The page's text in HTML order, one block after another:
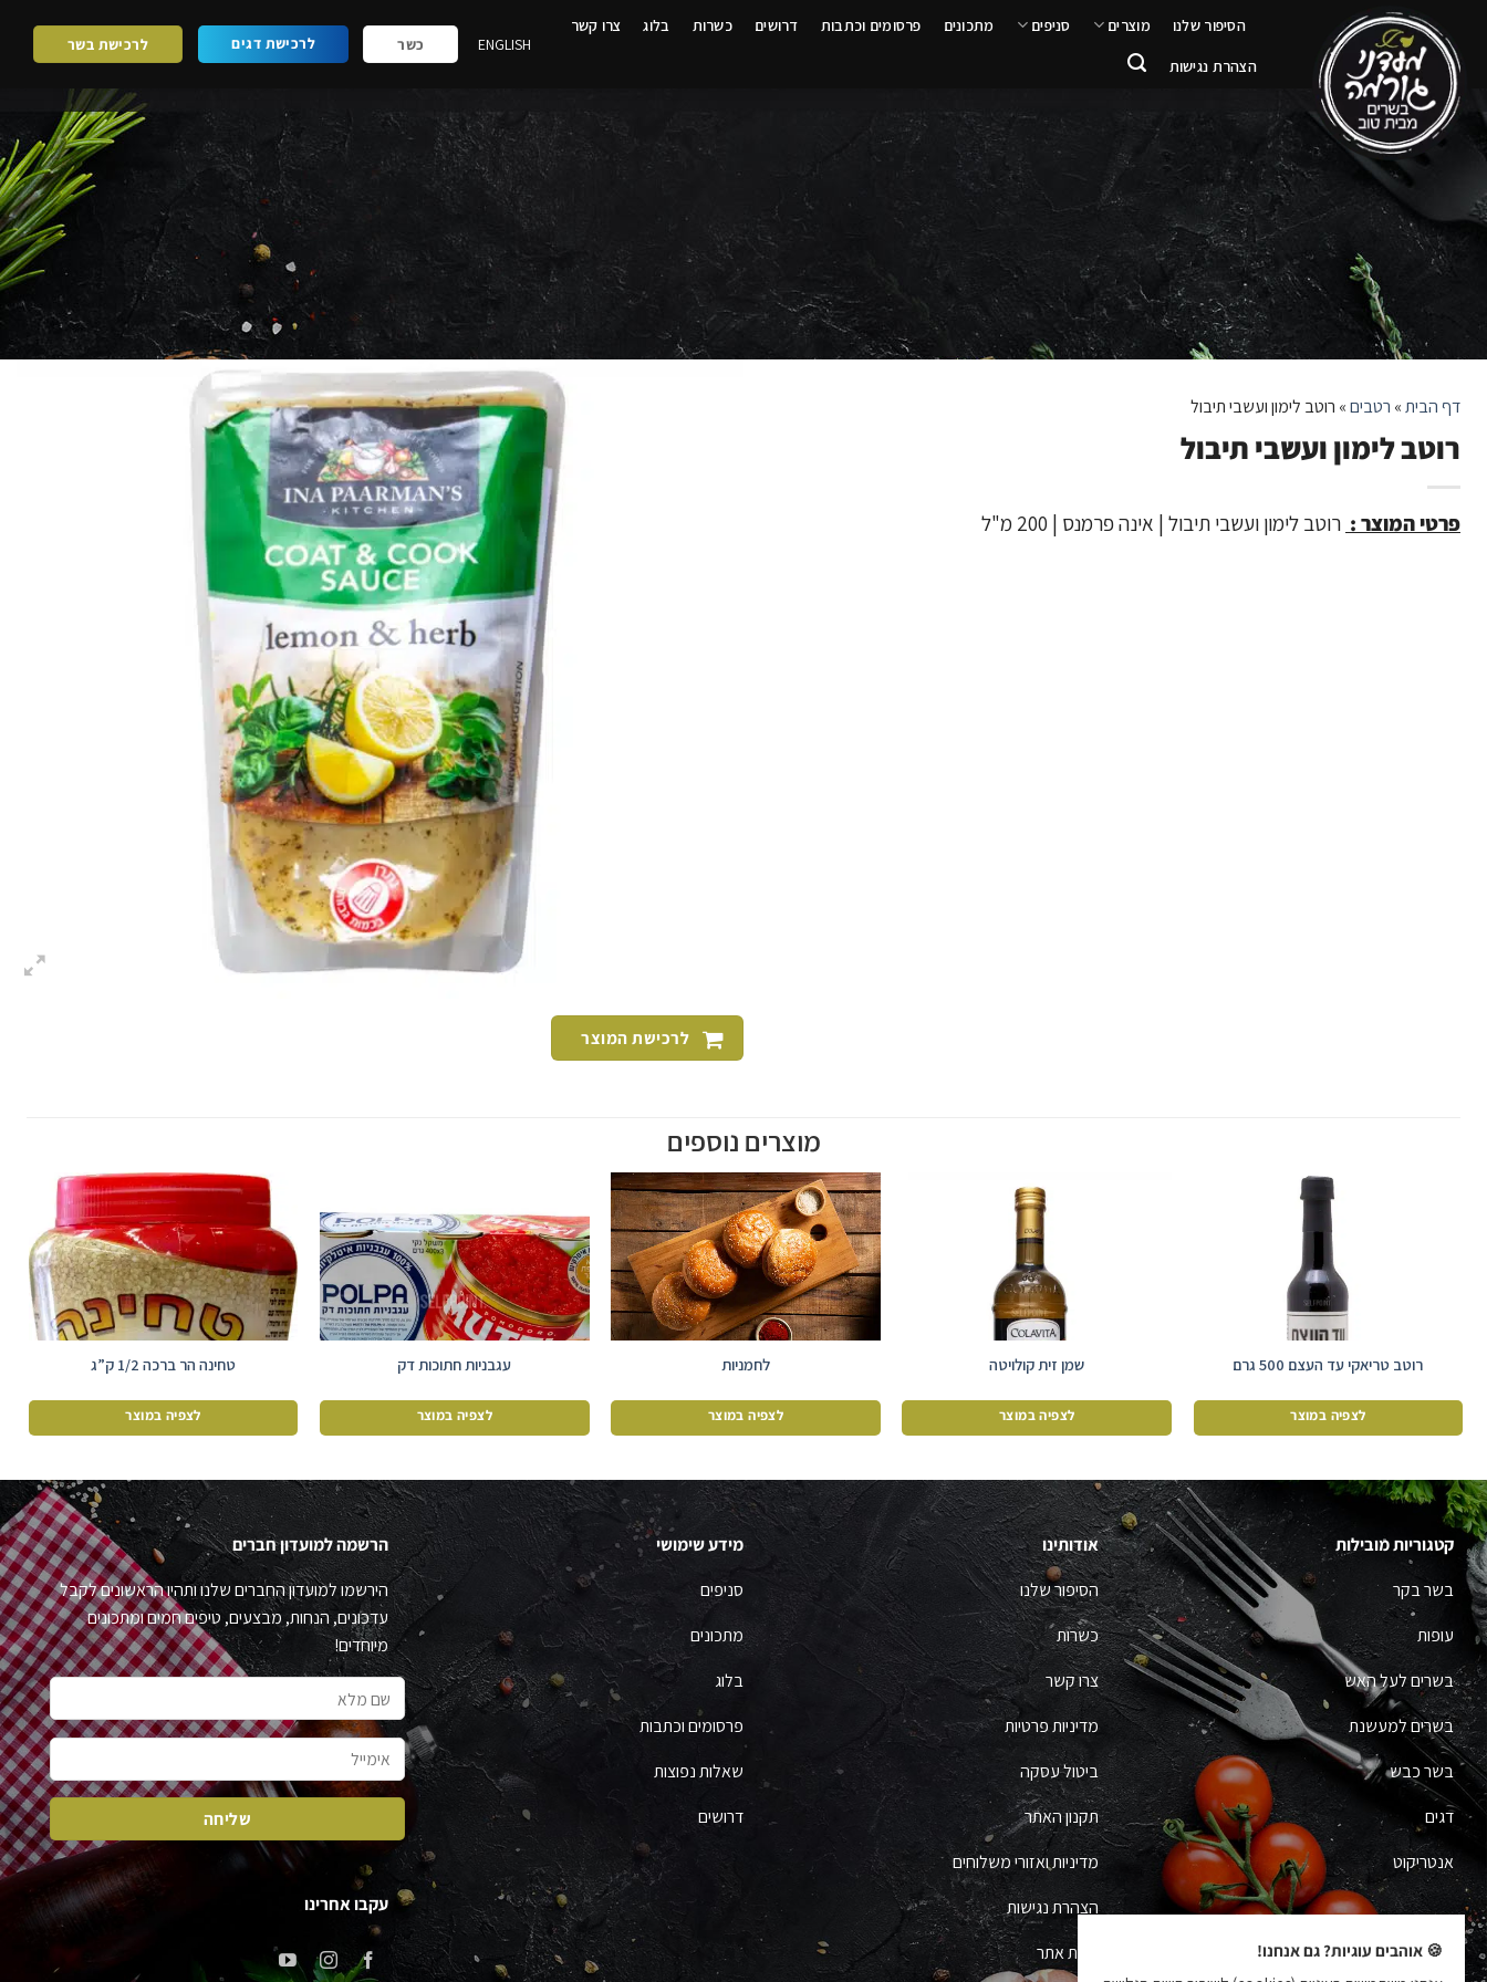
הסיפור שלנו מוצרים סניפים מתכונים פרסומים וכתבות דרושים כשרות בלוג צרו קשר
הצהרת נגישות
ENGLISH כשר לרכישת דגים לרכישת בשר
דף הבית» רטבים» רוטב לימון ועשבי תיבול
רוטב לימון ועשבי תיבול
פרטי המוצר : רוטב לימון ועשבי תיבול | אינה פרמנס | 200 מ"ל
לרכישת המוצר
מוצרים נוספים
רוטב טריאקי עד העצם 500 גרם
לצפיה במוצר
שמן זית קולויטה
לצפיה במוצר
לחמניות
לצפיה במוצר
עגבניות חתוכות דק
לצפיה במוצר
טחינה הר ברכה 1/2 ק”ג
לצפיה במוצר
קטגוריות מובילות
בשר בקר
עופות
בשרים לעל האש
בשרים למעשנת
בשר כבש
דגים
אנטריקוט
אודותינו
הסיפור שלנו
כשרות
צרו קשר
מדיניות פרטיות
ביטול עסקה
תקנון האתר
מדיניות ואזורי משלוחים
הצהרת נגישות
מפת אתר
מידע שימושי
סניפים
מתכונים
בלוג
פרסומים וכתבות
שאלות נפוצות
דרושים
הרשמה למועדון חברים
הירשמו למועדון החברים שלנו ותהיו הראשונים לקבל
עדכונים, הנחות, מבצעים, טיפים חמים ומתכונים
מיוחדים!
עקבו אחרינו
🍪 אוהבים עוגיות? גם אנחנו!